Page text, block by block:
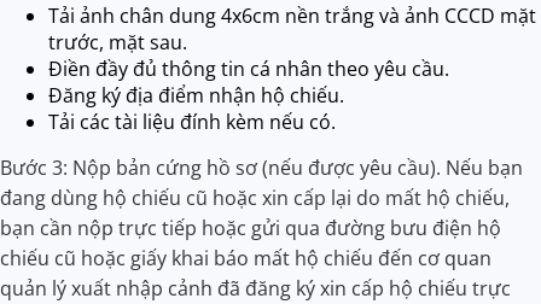
Tải ảnh chân dung 4x6cm nền trắng và ảnh CCCD mặt
trước, mặt sau.
Điền đầy đủ thông tin cá nhân theo yêu cầu.
Đăng ký địa điểm nhận hộ chiếu.
Tải các tài liệu đính kèm nếu có.
Bước 3: Nộp bản cứng hồ sơ (nếu được yêu cầu). Nếu bạn
đang dùng hộ chiếu cũ hoặc xin cấp lại do mất hộ chiếu,
bạn cần nộp trực tiếp hoặc gửi qua đường bưu điện hộ
chiếu cũ hoặc giấy khai báo mất hộ chiếu đến cơ quan
quản lý xuất nhập cảnh đã đăng ký xin cấp hộ chiếu trực